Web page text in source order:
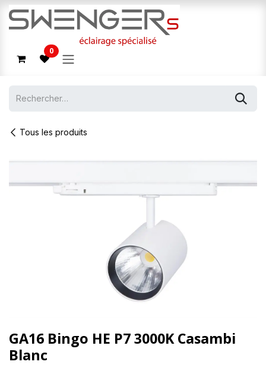
Se rendre au contenu
0
Tous les produits
GA16 Bingo HE P7 3000K Casambi
Blanc